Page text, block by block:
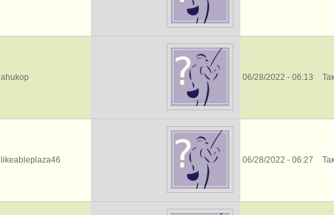
ahukop 06/28/2022 - 06:13 Так
likeableplaza46 06/28/2022 - 06:27 Так